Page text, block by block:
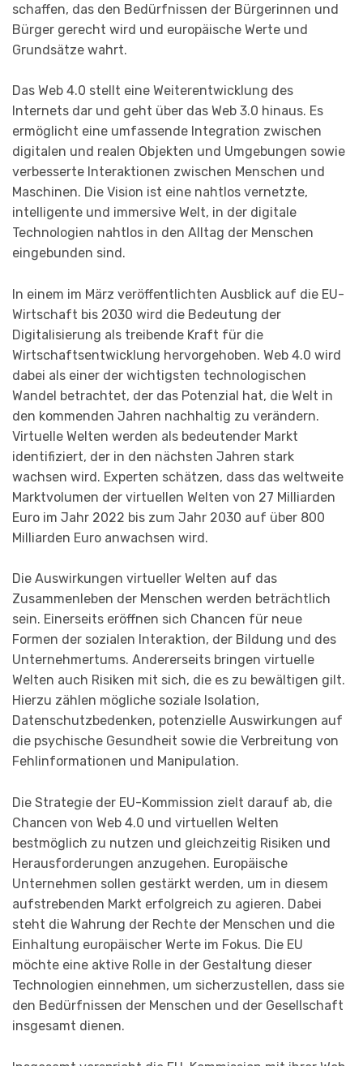
schaffen, das den Bedürfnissen der Bürgerinnen und
Bürger gerecht wird und europäische Werte und
Grundsätze wahrt.
Das Web 4.0 stellt eine Weiterentwicklung des
Internets dar und geht über das Web 3.0 hinaus. Es
ermöglicht eine umfassende Integration zwischen
digitalen und realen Objekten und Umgebungen sowie
verbesserte Interaktionen zwischen Menschen und
Maschinen. Die Vision ist eine nahtlos vernetzte,
intelligente und immersive Welt, in der digitale
Technologien nahtlos in den Alltag der Menschen
eingebunden sind.
In einem im März veröffentlichten Ausblick auf die EU-
Wirtschaft bis 2030 wird die Bedeutung der
Digitalisierung als treibende Kraft für die
Wirtschaftsentwicklung hervorgehoben. Web 4.0 wird
dabei als einer der wichtigsten technologischen
Wandel betrachtet, der das Potenzial hat, die Welt in
den kommenden Jahren nachhaltig zu verändern.
Virtuelle Welten werden als bedeutender Markt
identifiziert, der in den nächsten Jahren stark
wachsen wird. Experten schätzen, dass das weltweite
Marktvolumen der virtuellen Welten von 27 Milliarden
Euro im Jahr 2022 bis zum Jahr 2030 auf über 800
Milliarden Euro anwachsen wird.
Die Auswirkungen virtueller Welten auf das
Zusammenleben der Menschen werden beträchtlich
sein. Einerseits eröffnen sich Chancen für neue
Formen der sozialen Interaktion, der Bildung und des
Unternehmertums. Andererseits bringen virtuelle
Welten auch Risiken mit sich, die es zu bewältigen gilt.
Hierzu zählen mögliche soziale Isolation,
Datenschutzbedenken, potenzielle Auswirkungen auf
die psychische Gesundheit sowie die Verbreitung von
Fehlinformationen und Manipulation.
Die Strategie der EU-Kommission zielt darauf ab, die
Chancen von Web 4.0 und virtuellen Welten
bestmöglich zu nutzen und gleichzeitig Risiken und
Herausforderungen anzugehen. Europäische
Unternehmen sollen gestärkt werden, um in diesem
aufstrebenden Markt erfolgreich zu agieren. Dabei
steht die Wahrung der Rechte der Menschen und die
Einhaltung europäischer Werte im Fokus. Die EU
möchte eine aktive Rolle in der Gestaltung dieser
Technologien einnehmen, um sicherzustellen, dass sie
den Bedürfnissen der Menschen und der Gesellschaft
insgesamt dienen.